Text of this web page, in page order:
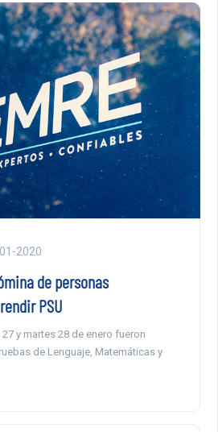
2020
de personas
PSU
y martes 28 de enero fueron
de Lenguaje, Matemáticas y